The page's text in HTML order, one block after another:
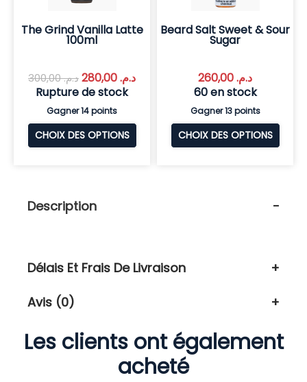
The Grind Vanilla Latte
100ml
د.م.300,00 د.م.
Rupture de stock
Gagner 14 points
CHOIX DES OPTIONS
Beard Salt Sweet & Sour
Sugar
د.م.
60 en stock
Gagner 13 points
CHOIX DES OPTIONS
Description
Délais Et Frais De Livraison
Avis (0)
Les clients ont également
acheté